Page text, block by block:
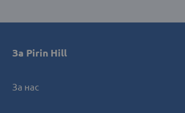
За Pirin Hill
За нас